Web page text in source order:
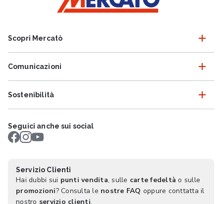
Scopri Mercatò
Comunicazioni
Sostenibilità
Seguici anche sui social
Servizio Clienti
Hai dubbi sui punti vendita, sulle carte fedeltà o sulle
promozioni? Consulta le nostre FAQ oppure conttatta il
nostro servizio clienti.